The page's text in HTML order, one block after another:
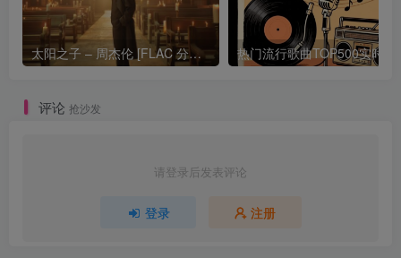
太阳之子 – 周杰伦 [FLAC 分轨 192Khz 24bit]
评论 抢沙发
请登录后发表评论
登录 注册